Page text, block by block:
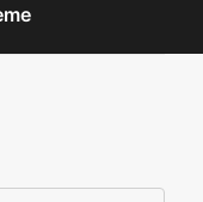
Türkiye